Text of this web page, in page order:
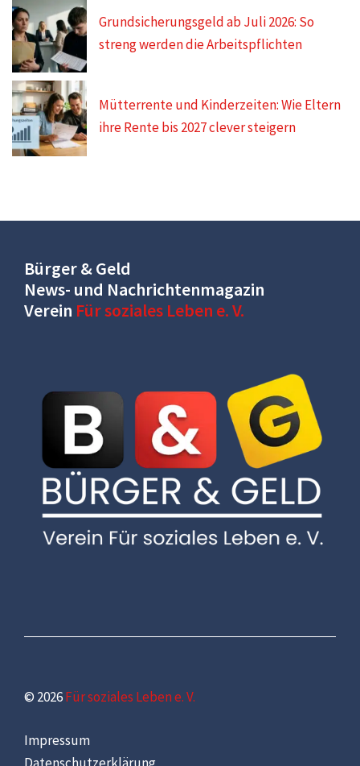
Grundsicherungsgeld ab Juli 2026: So
streng werden die Arbeitspflichten
Mütterrente und Kinderzeiten: Wie Eltern
ihre Rente bis 2027 clever steigern
Bürger & Geld
News- und Nachrichtenmagazin
Verein Für soziales Leben e. V.
© 2026Für soziales Leben e. V.
Impressum